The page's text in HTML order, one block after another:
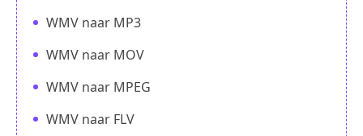
WMV naar MP3
WMV naar MOV
WMV naar MPEG
WMV naar FLV